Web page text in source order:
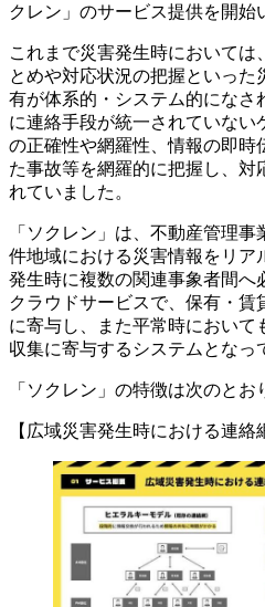
クレン」のサービス提供を開始
これまで災害発生時においては
とめや対応状況の把握といっ
有が体系的・システム的になさ
に連絡手段が統一されていな
の正確性や網羅性、情報の即時
た事故等を網羅的に把握し、対
れていました。
「ソクレン」は、不動産管理
件地域における災害情報をリア
発生時に複数の関連事象者間へ
クラウドサービスで、保有・
に寄与し、また平常時において
収集に寄与するシステムとなっ
「ソクレン」の特徴は次のとお
【広域災害発生時における連絡